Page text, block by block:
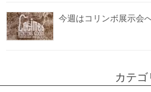
今週はコリンボ展示会
カテゴ